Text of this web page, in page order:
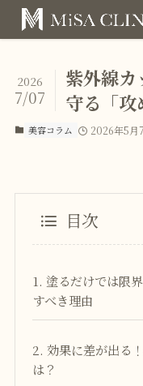
紫外線
守る「
2026
7/07
美容コラム 2026年5月
目次
1. 塗るだけでは限
すべき理由
2. 効果に差が出る
は？